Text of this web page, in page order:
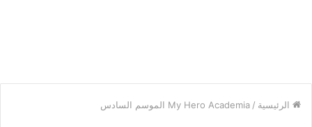
الرئيسية / My Hero Academia الموسم السادس